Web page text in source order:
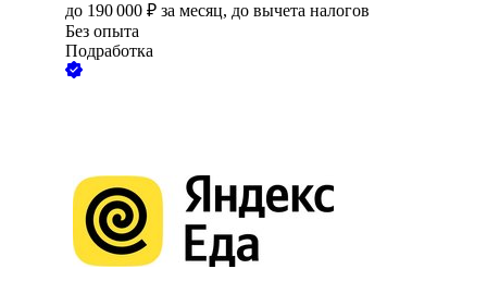
до 190 000 ₽ за месяц, до вычета налогов
Без опыта
Подработка